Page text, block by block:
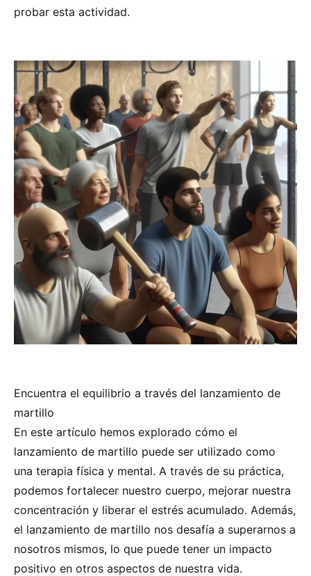
probar esta actividad.
Encuentra el equilibrio a través del lanzamiento de
martillo
En este artículo hemos explorado cómo el
lanzamiento de martillo puede ser utilizado como
una terapia física y mental. A través de su práctica,
podemos fortalecer nuestro cuerpo, mejorar nuestra
concentración y liberar el estrés acumulado. Además,
el lanzamiento de martillo nos desafía a superarnos a
nosotros mismos, lo que puede tener un impacto
positivo en otros aspectos de nuestra vida.